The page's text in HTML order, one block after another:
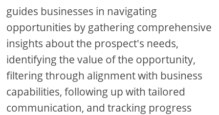
guides businesses in navigating
opportunities by gathering comprehensive
insights about the prospect's needs,
identifying the value of the opportunity,
filtering through alignment with business
capabilities, following up with tailored
communication, and tracking progress